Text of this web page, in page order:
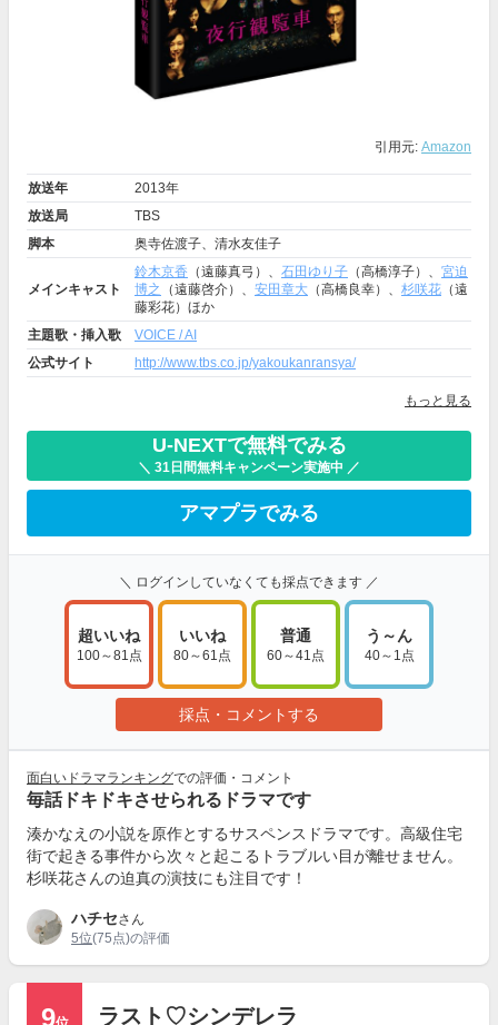
引用元: Amazon
放送年
2013年
放送局
TBS
脚本
奥寺佐渡子、清水友佳子
メインキャスト
鈴木京香 （遠藤真弓）、 石田ゆり子 （高橋淳子）、 宮迫
博之
（遠藤啓介）、 安田章大 （高橋良幸）、 杉咲花 （遠
藤彩花）ほか
主題歌・挿入歌
VOICE / AI
公式サイト
http://www.tbs.co.jp/yakoukanransya/
もっと見る
U-NEXTで無料でみる
＼ 31日間無料キャンペーン実施中 ／
アマプラでみる
＼ ログインしていなくても採点できます ／
超いいね
100～81点
いいね
80～61点
普通
60～41点
う～ん
40～1点
採点・コメントする
面白いドラマランキングでの評価・コメント
毎話ドキドキさせられるドラマです
湊かなえの小説を原作とするサスペンスドラマです。高級住宅
街で起きる事件から次々と起こるトラブルい目が離せません。
杉咲花さんの迫真の演技にも注目です！
ハチセさん
5位(75点)の評価
9 ラスト♡シンデレラ